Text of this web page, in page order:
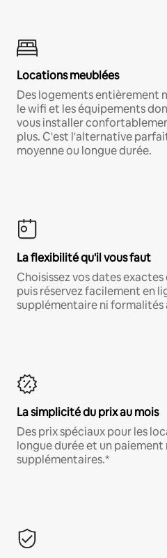
Locations meublées
Des logements entièrement
le wifi et les équipements
vous installer
plus. C'est l'alternative
moyenne ou longue durée.
La flexibilité qu'il vous faut
Choisissez vos dates
puis réservez facilement en
supplémentaire ni
La simplicité du prix au mois
Des prix spéciaux pour les
longue durée et un paiement
supplémentaires.*